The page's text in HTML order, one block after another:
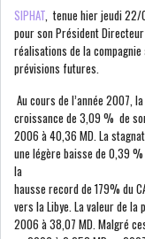
SONDAGES
SIPHAT, tenue hier jeudi 22/
pour son Président Directeur
réalisations de la
prévisions futures.
Au cours de l’année 2007,
croissance de 3,09 % de
2006 à 40,36 MD. La
une légère baisse de 0,39
la
hausse record de 179% du
vers la Libye. La valeur de
2006 à 38,07 MD. Malgré